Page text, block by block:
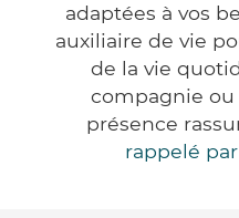
adaptées à vos
auxiliaire de vie
de la vie
compagnie
présence
rappelé